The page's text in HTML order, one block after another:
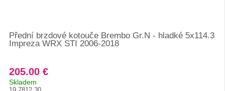
Přední brzdové kotouče Brembo Gr.N - hladké 5x114.3
Impreza WRX STI 2006-2018
205.00 €
Skladem